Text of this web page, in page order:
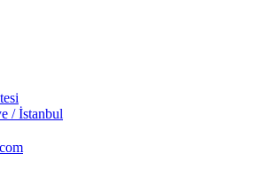
/ İstanbul